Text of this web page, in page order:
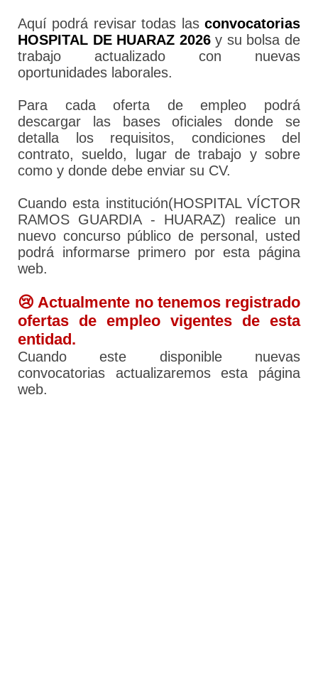
Aquí podrá revisar todas las convocatorias
HOSPITAL DE HUARAZ 2026y su bolsa de
trabajo actualizado con nuevas
oportunidades laborales.
Para cada oferta de empleo podrá
descargar las bases oficiales donde se
detalla los requisitos, condiciones del
contrato, sueldo, lugar de trabajo y sobre
como y donde debe enviar su CV.
Cuando esta institución(HOSPITAL VÍCTOR
RAMOS GUARDIA - HUARAZ) realice un
nuevo concurso público de personal, usted
podrá informarse primero por esta página
web.
😢 Actualmente no tenemos registrado
ofertas de empleo vigentes de esta
entidad.
Cuando este disponible nuevas
convocatorias actualizaremos esta página
web.